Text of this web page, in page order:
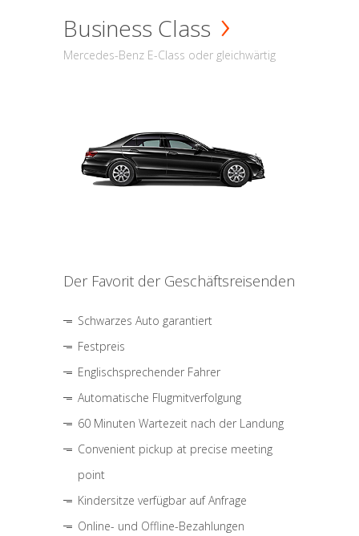
Business Class
Mercedes-Benz E-Class oder gleichwärtig
Der Favorit der Geschäftsreisenden
Schwarzes Auto garantiert
Festpreis
Englischsprechender Fahrer
Automatische Flugmitverfolgung
60 Minuten Wartezeit nach der Landung
Convenient pickup at precise meeting
point
Kindersitze verfügbar auf Anfrage
Online- und Offline-Bezahlungen